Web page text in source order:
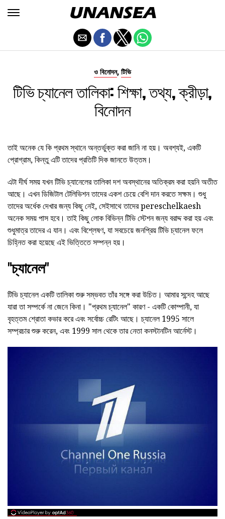
ও বিনোদন, টিভি
টিভি চ্যানেল তালিকা: শিক্ষা, তথ্য, ক্রীড়া,
বিনোদন
তাই অনেক যে কি প্রথম স্থানে অন্তর্ভুক্ত করা জানি না হয়। অবশ্যই, একটি
প্রোগ্রাম, কিন্তু এটি তাদের প্রতিটি দিক জানতে উত্তম।
এটা দীর্ঘ সময় যখন টিভি চ্যানেলের তালিকা দশ অবস্থানের অতিক্রম করা হয়নি অতীত
আছে। এখন ডিজিটাল টেলিভিশন তাদের একশ চেয়ে বেশি দান করতে সক্ষম। শুধু
তাদের অর্ধেক দেখার জন্য কিছু নেই, সেইসাথে তাদের pereschelkaesh
অনেক সময় পাস হবে। তাই কিছু লোক বিভিন্ন টিভি স্টেশন জন্য বরাদ্দ করা হয় এবং
শুধুমাত্র তাদের এ যান। এবং বিশ্লেষণ, যা সবচেয়ে জনপ্রিয় টিভি চ্যানেল ফলে
চিহ্নিত করা হয়েছে এই ভিত্তিতে সম্পন্ন হয়।
"চ্যানেল"
টিভি চ্যানেল একটি তালিকা শুরু সম্ভবত তাঁর সঙ্গে করা উচিত। আমার সন্দেহ আছে
যারা তা সম্পর্কে না জেনে কিনা। "প্রথম চ্যানেল" কারণ - একটি কোম্পানী, যা
বৃহত্তম শ্রোতা কভার করে এবং সর্বোচ্চ রেটিং আছে। চ্যানেল 1995 সালে
সম্প্রচার শুরু করেন, এবং 1999 সাল থেকে তার নেতা কনস্টানটিন আর্নেস্ট।